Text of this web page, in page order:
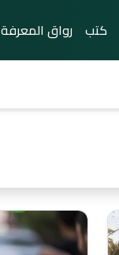
كتب رواق المعرفة